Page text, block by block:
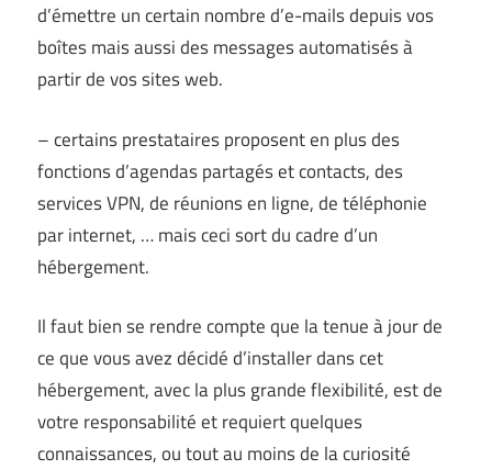
d’émettre un certain nombre d’e-mails depuis vos
boîtes mais aussi des messages automatisés à
partir de vos sites web.
– certains prestataires proposent en plus des
fonctions d’agendas partagés et contacts, des
services VPN, de réunions en ligne, de téléphonie
par internet, … mais ceci sort du cadre d’un
hébergement.
Il faut bien se rendre compte que la tenue à jour de
ce que vous avez décidé d’installer dans cet
hébergement, avec la plus grande flexibilité, est de
votre responsabilité et requiert quelques
connaissances, ou tout au moins de la curiosité